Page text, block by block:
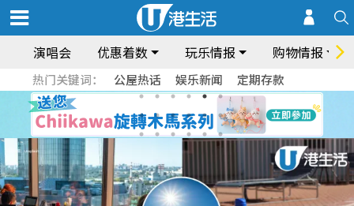
演唱会 优惠着数 玩乐情报 购物情报
热门关键词： 公屋热话 娱乐新闻 定期存款